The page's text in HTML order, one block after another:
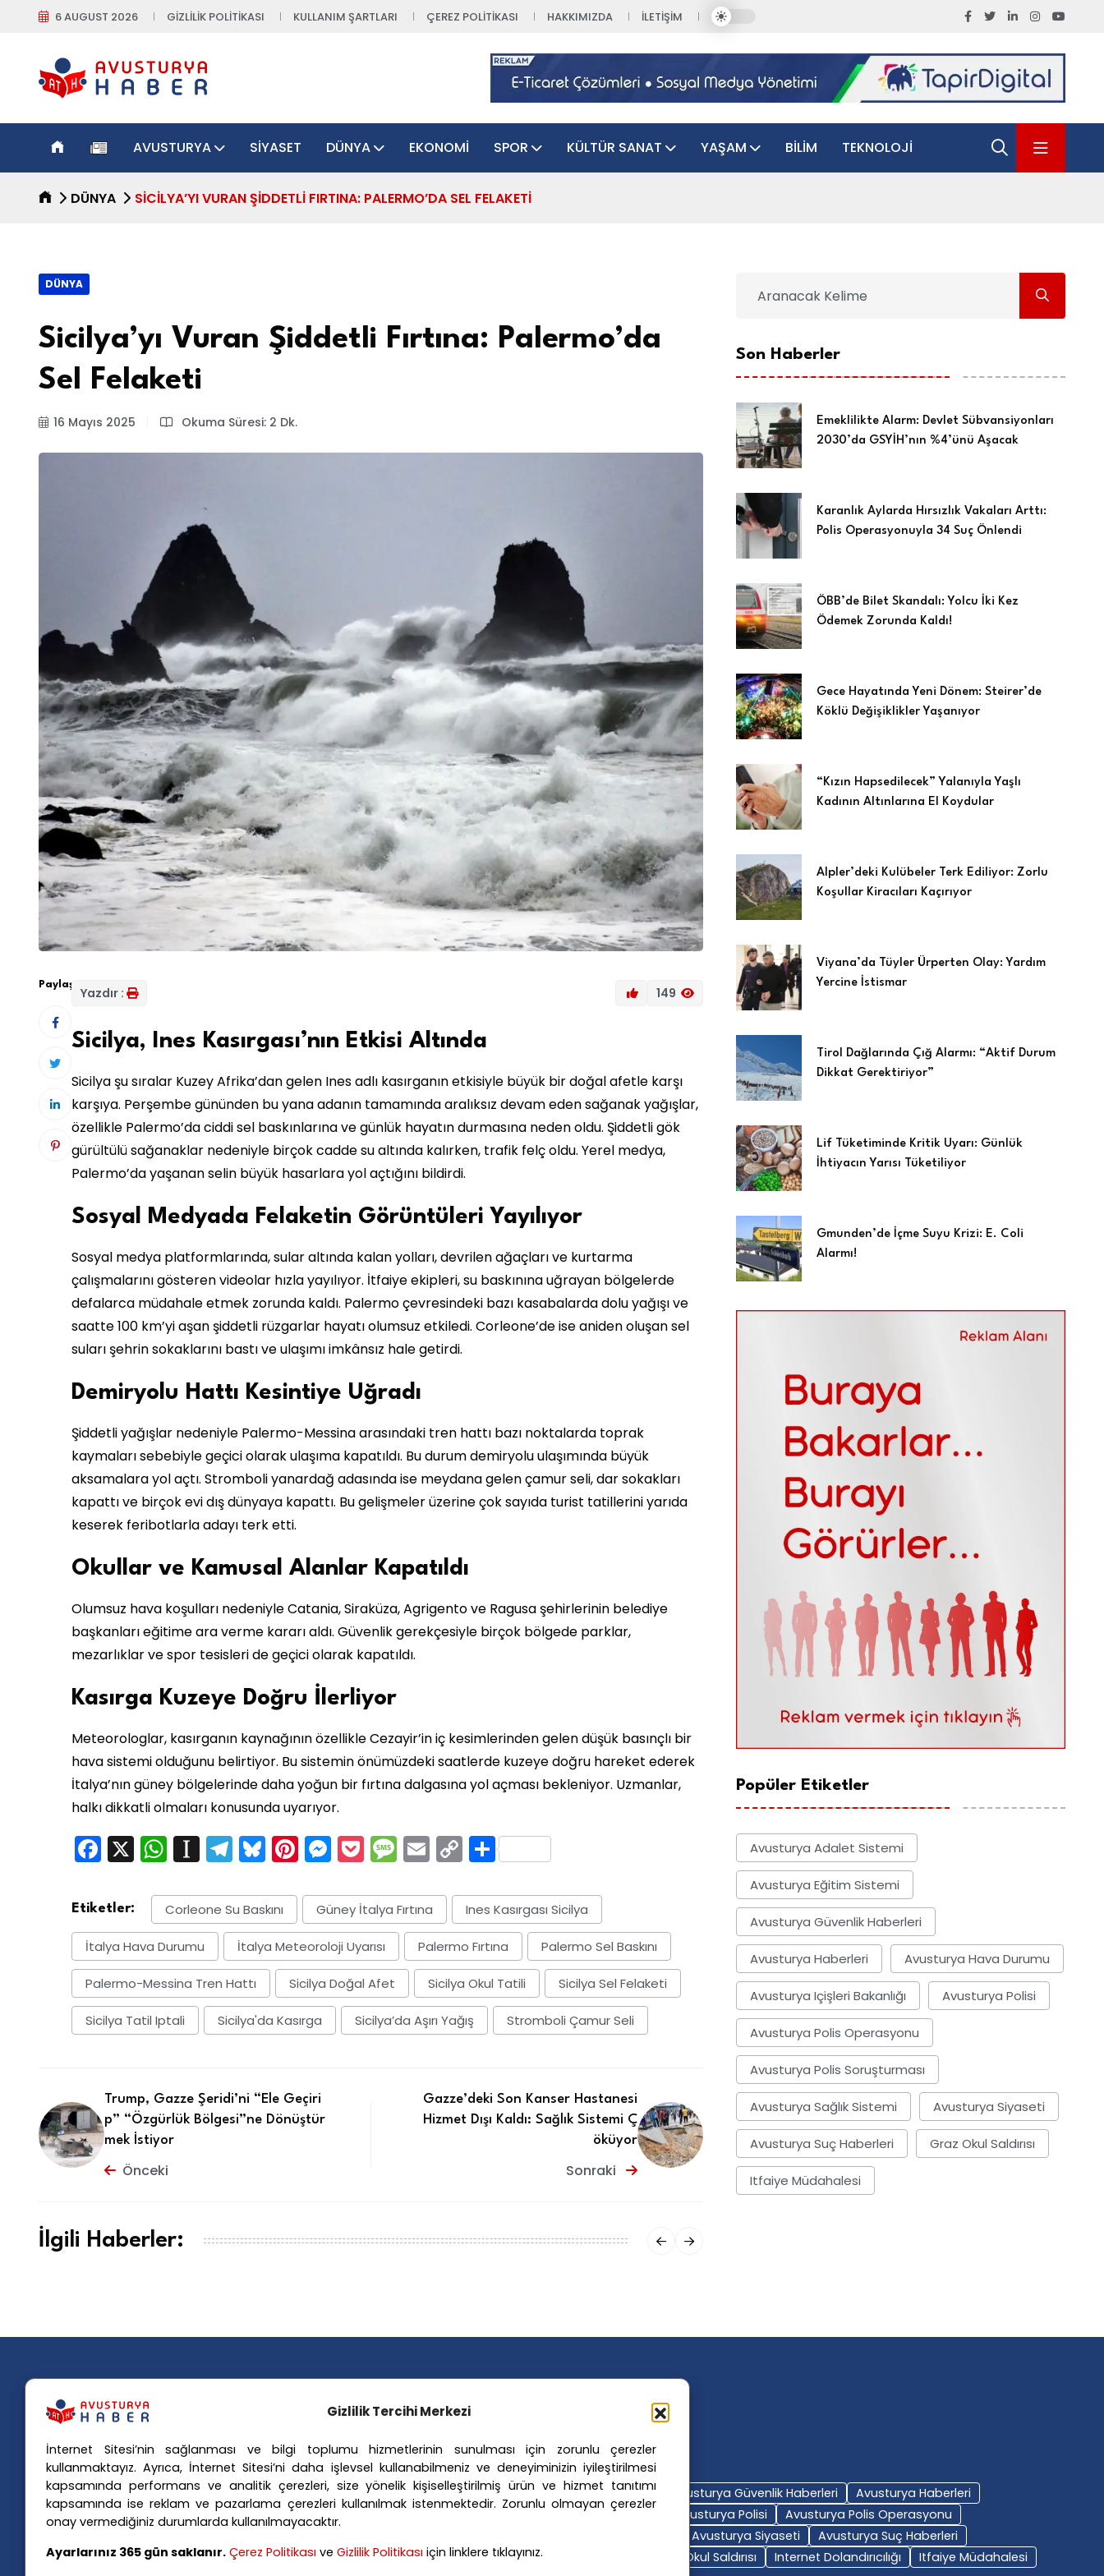
Gizlilik Tercihi Merkezi
İnternet Sitesi’nin sağlanması ve bilgi toplumu hizmetlerinin sunulması için zorunlu çerezler
kullanmaktayız. Ayrıca, İnternet Sitesi’ni daha işlevsel kullanabilmeniz ve deneyiminizin iyileştirilmesi
kapsamında performans ve analitik çerezleri, size yönelik kişiselleştirilmiş ürün ve hizmet tanıtımı
kapsamında ise reklam ve pazarlama çerezleri kullanılmak istenmektedir. Zorunlu olmayan çerezler
onay vermediğiniz durumlarda kullanılmayacaktır.
Ayarlarınız 365 gün saklanır. Çerez Politikası ve Gizlilik Politikası için linklere tıklayınız.
6 AUGUST 2026 GIZLILIK POLITIKASI KULLANIM ŞARTLARI ÇEREZ POLITIKASI HAKKIMIZDA İLETIŞIM
AVUSTURYA SIYASET DÜNYA EKONOMI SPOR KÜLTÜR SANAT YAŞAM BILIM TEKNOLOJI
DÜNYA SICILYA’YI VURAN ŞIDDETLI FIRTINA: PALERMO’DA SEL FELAKETI
DÜNYA
Sicilya’yı Vuran Şiddetli Fırtına: Palermo’da
Sel Felaketi
16 Mayıs 2025 Okuma Süresi: 2 Dk.
Paylaş:
Yazdır : 149
Sicilya, Ines Kasırgası’nın Etkisi Altında
Sicilya şu sıralar Kuzey Afrika’dan gelen Ines adlı kasırganın etkisiyle büyük bir doğal afetle karşı
karşıya. Perşembe gününden bu yana adanın tamamında aralıksız devam eden sağanak yağışlar,
özellikle Palermo’da ciddi sel baskınlarına ve günlük hayatın durmasına neden oldu. Şiddetli gök
gürültülü sağanaklar nedeniyle birçok cadde su altında kalırken, trafik felç oldu. Yerel medya,
Palermo’da yaşanan selin büyük hasarlara yol açtığını bildirdi.
Sosyal Medyada Felaketin Görüntüleri Yayılıyor
Sosyal medya platformlarında, sular altında kalan yolları, devrilen ağaçları ve kurtarma
çalışmalarını gösteren videolar hızla yayılıyor. İtfaiye ekipleri, su baskınına uğrayan bölgelerde
defalarca müdahale etmek zorunda kaldı. Palermo çevresindeki bazı kasabalarda dolu yağışı ve
saatte 100 km’yi aşan şiddetli rüzgarlar hayatı olumsuz etkiledi. Corleone’de ise aniden oluşan sel
suları şehrin sokaklarını bastı ve ulaşımı imkânsız hale getirdi.
Demiryolu Hattı Kesintiye Uğradı
Şiddetli yağışlar nedeniyle Palermo-Messina arasındaki tren hattı bazı noktalarda toprak
kaymaları sebebiyle geçici olarak ulaşıma kapatıldı. Bu durum demiryolu ulaşımında büyük
aksamalara yol açtı. Stromboli yanardağ adasında ise meydana gelen çamur seli, dar sokakları
kapattı ve birçok evi dış dünyaya kapattı. Bu gelişmeler üzerine çok sayıda turist tatillerini yarıda
keserek feribotlarla adayı terk etti.
Okullar ve Kamusal Alanlar Kapatıldı
Olumsuz hava koşulları nedeniyle Catania, Siraküza, Agrigento ve Ragusa şehirlerinin belediye
başkanları eğitime ara verme kararı aldı. Güvenlik gerekçesiyle birçok bölgede parklar,
mezarlıklar ve spor tesisleri de geçici olarak kapatıldı.
Kasırga Kuzeye Doğru İlerliyor
Meteorologlar, kasırganın kaynağının özellikle Cezayir’in iç kesimlerinden gelen düşük basınçlı bir
hava sistemi olduğunu belirtiyor. Bu sistemin önümüzdeki saatlerde kuzeye doğru hareket ederek
İtalya’nın güney bölgelerinde daha yoğun bir fırtına dalgasına yol açması bekleniyor. Uzmanlar,
halkı dikkatli olmaları konusunda uyarıyor.
Facebook
X WhatsApp
Instapaper
Telegram
Bluesky
Pinterest
Messenger
Pocket
Message
EmailCopy
Share
Etiketler: Corleone Su Baskını Güney İtalya Fırtına Ines Kasırgası Sicilya
İtalya Hava Durumu İtalya Meteoroloji Uyarısı Palermo Fırtına Palermo Sel Baskını
Palermo-Messina Tren Hattı Sicilya Doğal Afet Sicilya Okul Tatili Sicilya Sel Felaketi
Sicilya Tatil Iptali Sicilya'da Kasırga Sicilya’da Aşırı Yağış Stromboli Çamur Seli
Trump, Gazze Şeridi’ni “Ele Geçiri
p” “Özgürlük Bölgesi”ne Dönüştür
mek İstiyor
Önceki
Gazze’deki Son Kanser Hastanesi
Hizmet Dışı Kaldı: Sağlık Sistemi Ç
öküyor
Sonraki
İlgili Haberler:
Son Haberler
Emeklilikte Alarm: Devlet Sübvansiyonları
2030’da GSYİH’nın %4’ünü Aşacak
Karanlık Aylarda Hırsızlık Vakaları Arttı:
Polis Operasyonuyla 34 Suç Önlendi
ÖBB’de Bilet Skandalı: Yolcu İki Kez
Ödemek Zorunda Kaldı!
Gece Hayatında Yeni Dönem: Steirer’de
Köklü Değişiklikler Yaşanıyor
“Kızın Hapsedilecek” Yalanıyla Yaşlı
Kadının Altınlarına El Koydular
Alpler’deki Kulübeler Terk Ediliyor: Zorlu
Koşullar Kiracıları Kaçırıyor
Viyana’da Tüyler Ürperten Olay: Yardım
Yercine İstismar
Tirol Dağlarında Çığ Alarmı: “Aktif Durum
Dikkat Gerektiriyor”
Lif Tüketiminde Kritik Uyarı: Günlük
İhtiyacın Yarısı Tüketiliyor
Gmunden’de İçme Suyu Krizi: E. Coli
Alarmı!
Popüler Etiketler
Avusturya Adalet Sistemi
Avusturya Eğitim Sistemi
Avusturya Güvenlik Haberleri
Avusturya Haberleri Avusturya Hava Durumu
Avusturya Içişleri Bakanlığı Avusturya Polisi
Avusturya Polis Operasyonu
Avusturya Polis Soruşturması
Avusturya Sağlık Sistemi Avusturya Siyaseti
Avusturya Suç Haberleri Graz Okul Saldırısı
Itfaiye Müdahalesi
Avusturya basınındaki haberleri
anında Türkçe'ye çevirerek,
gündemini ana dillerinde takip
Popüler Etiketler
Avusturya Adalet Sistemi Avusturya Eğitim Sistemi Avusturya Güvenlik Haberleri
Avusturya Haberleri
Avusturya Içişleri Bakanlığı Avusturya Polisi
Avusturya Polis Operasyonu
Avusturya Siyaseti
Avusturya Suç Haberleri
Avusturya Trafik Haberleri
Donald Trump Graz Okul Saldırısı Internet Dolandırıcılığı
Itfaiye Müdahalesi